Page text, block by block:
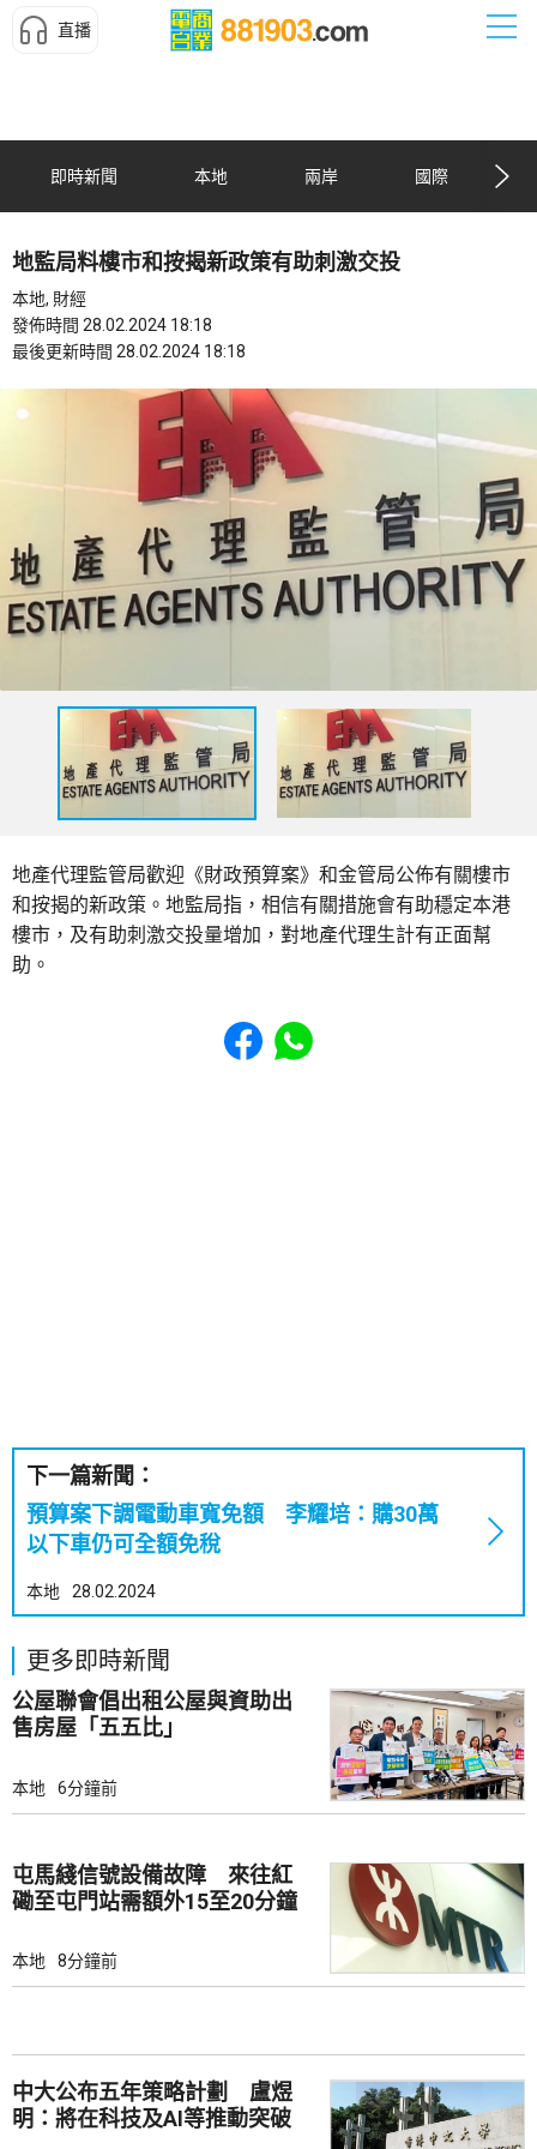
直播
即時新聞 本地 兩岸 國際
地監局料樓市和按揭新政策有助刺激交投
本地, 財經
發佈時間 28.02.2024 18:18
最後更新時間 28.02.2024 18:18
地產代理監管局歡迎《財政預算案》和金管局公佈有關樓市
和按揭的新政策。地監局指，相信有關措施會有助穩定本港
樓市，及有助刺激交投量增加，對地產代理生計有正面幫
助。
Share to Facebook
Share to WhatsApp
下一篇新聞：
預算案下調電動車寬免額 李耀培：購30萬
以下車仍可全額免稅
本地 28.02.2024
更多即時新聞
公屋聯會倡出租公屋與資助出
售房屋「五五比」
本地 6分鐘前
屯馬綫信號設備故障 來往紅
磡至屯門站需額外15至20分鐘
本地 8分鐘前
中大公布五年策略計劃 盧煜
明：將在科技及AI等推動突破